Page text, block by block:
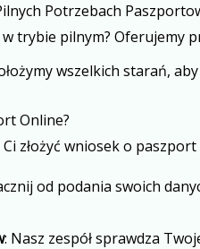
Potrzebach
trybie pilnym? Oferujemy
wszelkich starań,
Online?
złożyć wniosek o
od podania swoich
: Nasz zespół sprawdza